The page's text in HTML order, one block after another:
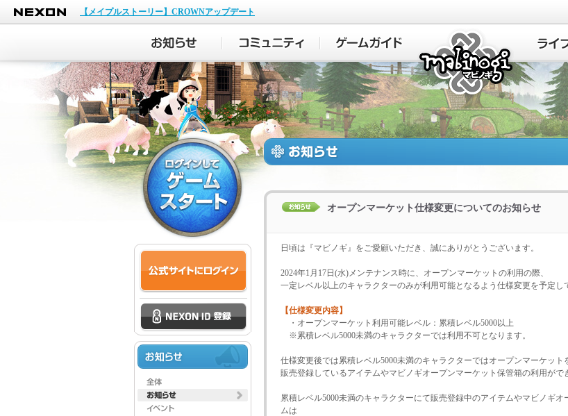
NEXON
【メイプルストーリー】CROWNアップデート
マ
オープンマーケット仕様変更についてのお知らせ
日頃は『マビノギ』をご愛顧いただき、誠にありがとうございます。
2024年1月17日(水)メンテナンス時に、オープンマーケットの利用の際、
一定レベル以上のキャラクターのみが利用可能となるよう仕様変更を予定し
【仕様変更内容】
・オープンマーケット利用可能レベル：累積レベル5000以上
※累積レベル5000未満のキャラクターでは利用不可となります。
仕様変更後では累積レベル5000未満のキャラクターではオープンマーケット
販売登録しているアイテムやマビノギオープンマーケット保管箱の利用がで
累積レベル5000未満のキャラクターにて販売登録中のアイテムやマビノギ
ムは